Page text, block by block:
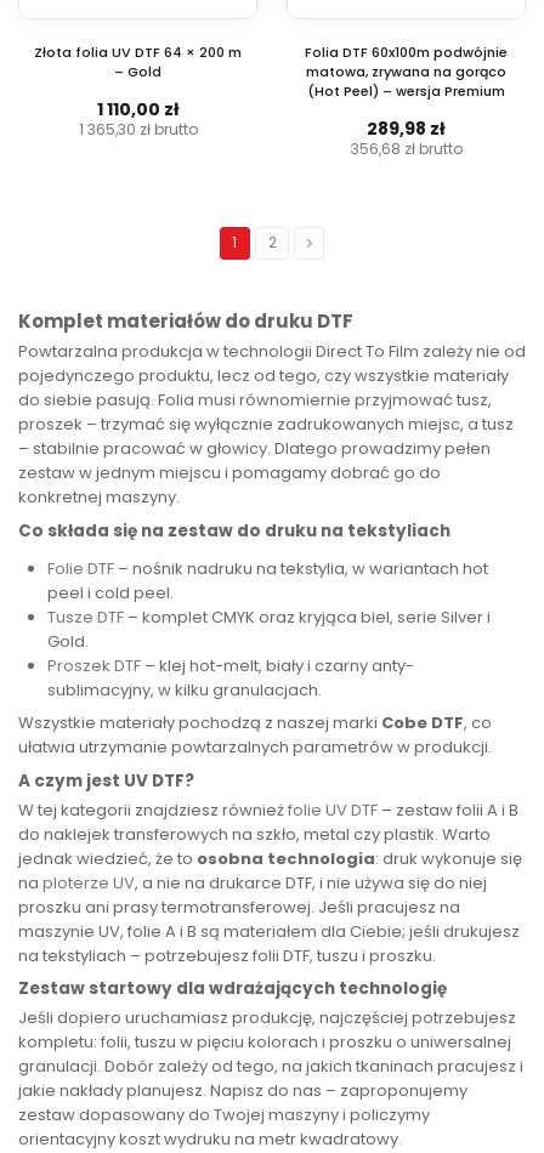
Złota folia UV DTF 64 × 200 m
– Gold
1 110,00 zł
1 365,30 zł brutto
Folia DTF 60x100m podwójnie
matowa, zrywana na gorąco
(Hot Peel) – wersja Premium
289,98 zł
356,68 zł brutto
1 2
Komplet materiałów do druku DTF
Powtarzalna produkcja w technologii Direct To Film zależy nie od
pojedynczego produktu, lecz od tego, czy wszystkie materiały
do siebie pasują. Folia musi równomiernie przyjmować tusz,
proszek – trzymać się wyłącznie zadrukowanych miejsc, a tusz
– stabilnie pracować w głowicy. Dlatego prowadzimy pełen
zestaw w jednym miejscu i pomagamy dobrać go do
konkretnej maszyny.
Co składa się na zestaw do druku na tekstyliach
Folie DTF – nośnik nadruku na tekstylia, w wariantach hot
peel i cold peel.
Tusze DTF – komplet CMYK oraz kryjąca biel, serie Silver i
Gold.
Proszek DTF – klej hot-melt, biały i czarny anty-
sublimacyjny, w kilku granulacjach.
Wszystkie materiały pochodzą z naszej marki Cobe DTF, co
ułatwia utrzymanie powtarzalnych parametrów w produkcji.
A czym jest UV DTF?
W tej kategorii znajdziesz równieżfolie UV DTF – zestaw folii A i B
do naklejek transferowych na szkło, metal czy plastik. Warto
jednak wiedzieć, że to osobna technologia: druk wykonuje się
na ploterze UV, a nie na drukarce DTF, i nie używa się do niej
proszku ani prasy termotransferowej. Jeśli pracujesz na
maszynie UV, folie A i B są materiałem dla Ciebie; jeśli drukujesz
na tekstyliach – potrzebujesz folii DTF, tuszu i proszku.
Zestaw startowy dla wdrażających technologię
Jeśli dopiero uruchamiasz produkcję, najczęściej potrzebujesz
kompletu: folii, tuszu w pięciu kolorach i proszku o uniwersalnej
granulacji. Dobór zależy od tego, na jakich tkaninach pracujesz i
jakie nakłady planujesz. Napisz do nas – zaproponujemy
zestaw dopasowany do Twojej maszyny i policzymy
orientacyjny koszt wydruku na metr kwadratowy.